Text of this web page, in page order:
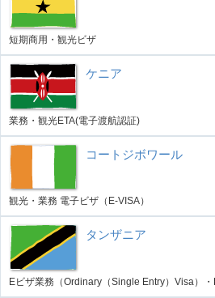
短期商用・観光ビザ
ケニア
業務・観光ETA(電子渡航認証)
コートジボワール
観光・業務 電子ビザ（E-VISA）
タンザニア
Eビザ業務（Ordinary（Single Entry）Visa）・